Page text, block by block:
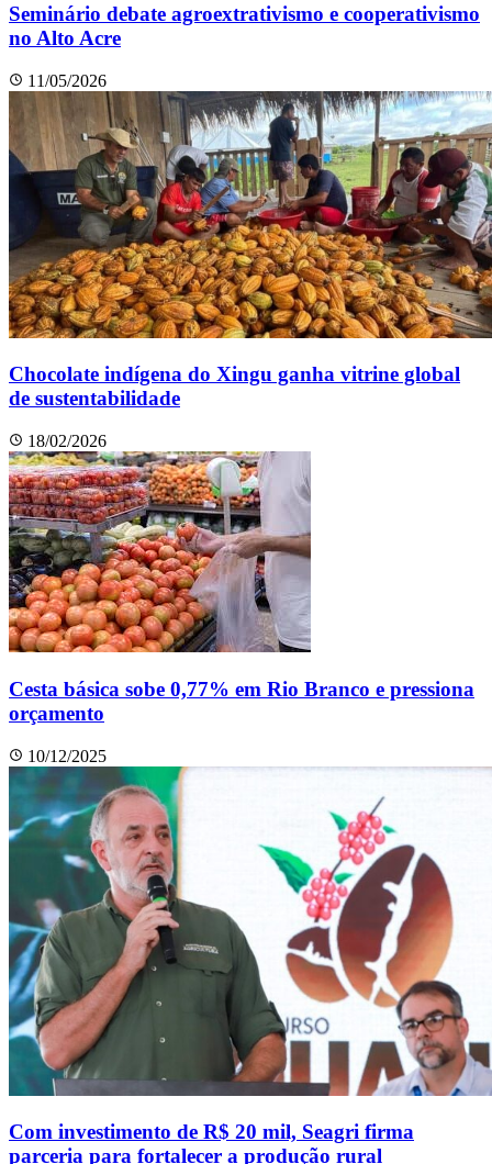
Seminário debate agroextrativismo e cooperativismo
no Alto Acre
11/05/2026
Chocolate indígena do Xingu ganha vitrine global
de sustentabilidade
18/02/2026
Cesta básica sobe 0,77% em Rio Branco e pressiona
orçamento
10/12/2025
Com investimento de R$ 20 mil, Seagri firma
parceria para fortalecer a produção rural